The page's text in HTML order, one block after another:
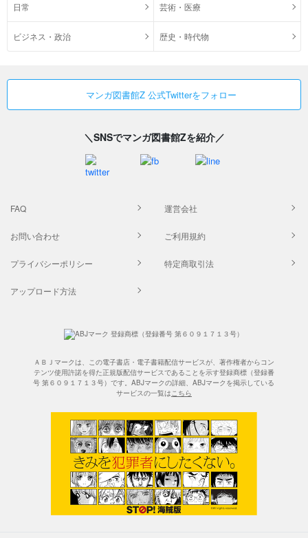
日常 芸術・医療
ビジネス・政治 歴史・時代物
マンガ図書館Z 公式Twitterをフォロー
＼SNSでマンガ図書館Zを紹介／
FAQ 運営会社
お問い合わせ ご利用規約
プライバシーポリシー 特定商取引法
アップロード方法
ＡＢＪマークは、この電子書店・電子書籍配信サービスが、著作権者からコン
テンツ使用許諾を得た正規版配信サービスであることを示す登録商標（登録番
号 第６０９１７１３号）です。ABJマークの詳細、ABJマークを掲示している
サービスの一覧はこちら